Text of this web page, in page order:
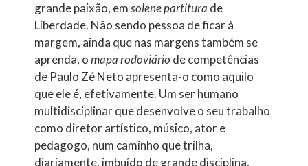
grande paixão, emsolenepartitura de
Liberdade. Não sendo pessoa de ficar à
margem, ainda que nas margens também se
aprenda, omapa rodoviário de competências
de Paulo Zé Neto apresenta-o como aquilo
que ele é, efetivamente. Um ser humano
multidisciplinar que desenvolve o seu trabalho
como diretor artístico, músico, ator e
pedagogo, num caminho que trilha,
diariamente, imbuído de grande disciplina,